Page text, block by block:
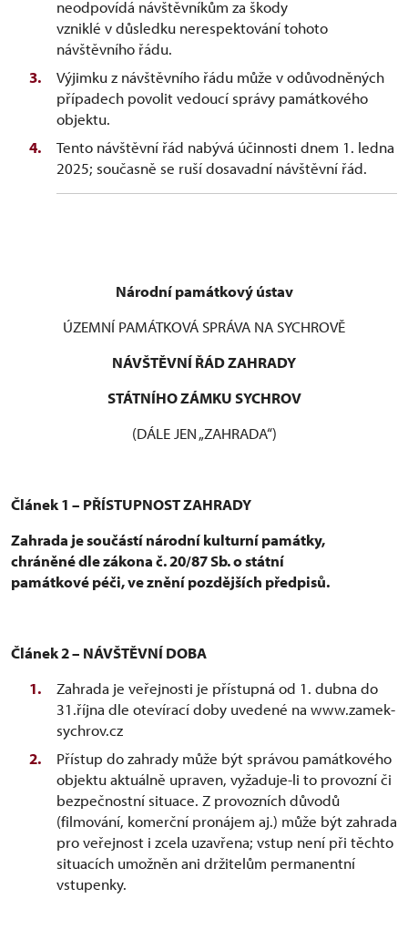
neodpovídá návštěvníkům za škody
vzniklé v důsledku nerespektování tohoto
návštěvního řádu.
Výjimku z návštěvního řádu může v odůvodněných
případech povolit vedoucí správy památkového
objektu.
Tento návštěvní řád nabývá účinnosti dnem 1. ledna
2025; současně se ruší dosavadní návštěvní řád.
Národní památkový ústav
ÚZEMNÍ PAMÁTKOVÁ SPRÁVA NA SYCHROVĚ
NÁVŠTĚVNÍ ŘÁD ZAHRADY
STÁTNÍHO ZÁMKU SYCHROV
(DÁLE JEN „ZAHRADA“)
Článek 1 – PŘÍSTUPNOST ZAHRADY
Zahrada je součástí národní kulturní památky,
chráněné dle zákona č. 20/87 Sb. o státní
památkové péči, ve znění pozdějších předpisů.
Článek 2 – NÁVŠTĚVNÍ DOBA
Zahrada je veřejnosti je přístupná od 1. dubna do
31.října dle otevírací doby uvedené na www.zamek-
sychrov.cz
Přístup do zahrady může být správou památkového
objektu aktuálně upraven, vyžaduje-li to provozní či
bezpečnostní situace. Z provozních důvodů
(filmování, komerční pronájem aj.) může být zahrada
pro veřejnost i zcela uzavřena; vstup není při těchto
situacích umožněn ani držitelům permanentní
vstupenky.